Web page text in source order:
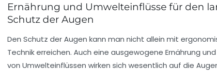
Ernährung und Umwelteinflüsse für den
Schutz der Augen
Den Schutz der Augen kann man nicht allein mit
Technik erreichen. Auch eine ausgewogene Ernährung
von Umwelteinflüssen wirken sich wesentlich auf die